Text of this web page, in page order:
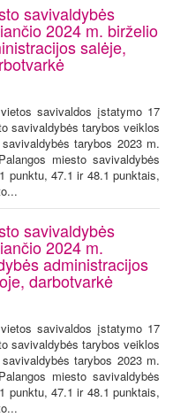
savivaldybės
2024 m. birželio
salėje,
savivaldos įstatymo 17
savivaldybės tarybos veiklos
tarybos 2023 m.
miesto savivaldybės
punktu, 47.1 ir 48.1 punktais,
savivaldybės
2024 m.
administracijos
darbotvarkė
savivaldos įstatymo 17
savivaldybės tarybos veiklos
tarybos 2023 m.
miesto savivaldybės
punktu, 47.1 ir 48.1 punktais,